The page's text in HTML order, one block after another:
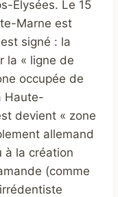
Élysées. Le 15
Marne est
signé : la
la « ligne de
occupée de
Haute-
devient « zone
allemand
à la création
(comme